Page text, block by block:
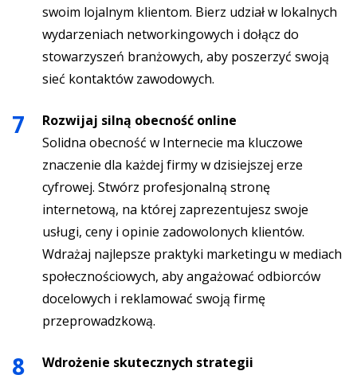
swoim lojalnym klientom. Bierz udział w lokalnych
wydarzeniach networkingowych i dołącz do
stowarzyszeń branżowych, aby poszerzyć swoją
sieć kontaktów zawodowych.
Rozwijaj silną obecność online
Solidna obecność w Internecie ma kluczowe
znaczenie dla każdej firmy w dzisiejszej erze
cyfrowej. Stwórz profesjonalną stronę
internetową, na której zaprezentujesz swoje
usługi, ceny i opinie zadowolonych klientów.
Wdrażaj najlepsze praktyki marketingu w mediach
społecznościowych, aby angażować odbiorców
docelowych i reklamować swoją firmę
przeprowadzkową.
Wdrożenie skutecznych strategii